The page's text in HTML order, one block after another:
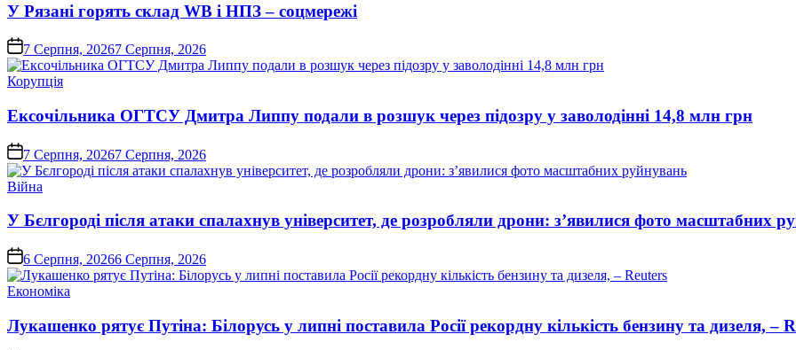
У Рязані горять склад WB і НПЗ – соцмережі
on 7 Серпня, 20267 Серпня, 2026
Опублікувати
Корупція
Ексочільника ОГТСУ Дмитра Липпу подали в розшук через підозру у заволодінні 14,8 млн грн
on 7 Серпня, 20267 Серпня, 2026
Опублікувати
Війна
У Бєлгороді після атаки спалахнув університет, де розробляли дрони: з’явилися фото масштабних
on6 Серпня, 20266 Серпня, 2026
Опублікувати
Економіка
Лукашенко рятує Путіна: Білорусь у липні поставила Росії рекордну кількість бензину та дизеля, –